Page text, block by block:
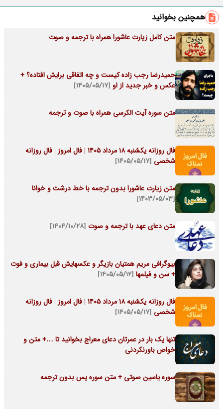
همچنین بخوانید
متن کامل زیارت عاشورا همراه با ترجمه و صوت
حمیدرضا رجب‌ زاده کیست و چه اتفاقی برایش افتاده؟ +
عکس و خبر جدید از او [۱۴۰۵/۰۵/۱۷]
متن سوره آیت الکرسی همراه با صوت و ترجمه
فال روزانه یکشنبه ۱۸ مرداد ۱۴۰۵ | فال امروز | فال روزانه
شخصی [۱۴۰۵/۰۵/۱۷]
متن زیارت عاشورا بدون ترجمه با خط درشت و خوانا
[۱۴۰۳/۰۵/۰۳]
متن دعای عهد با ترجمه و صوت [۱۴۰۴/۱۰/۲۸]
بیوگرافی مریم همتیان بازیگر و عکسهایش قبل بیماری و فوت
+ سن و فیلمها [۱۴۰۵/۰۵/۱۲]
فال روزانه یکشنبه ۱۸ مرداد ۱۴۰۵ | فال امروز | فال روزانه
شخصی [۱۴۰۵/۰۵/۱۷]
تنها یک بار در عمرتان دعای معراج بخوانید تا …+ متن و
خواص باورنکردنی
سوره یاسین صوتی + متن سوره یس بدون ترجمه